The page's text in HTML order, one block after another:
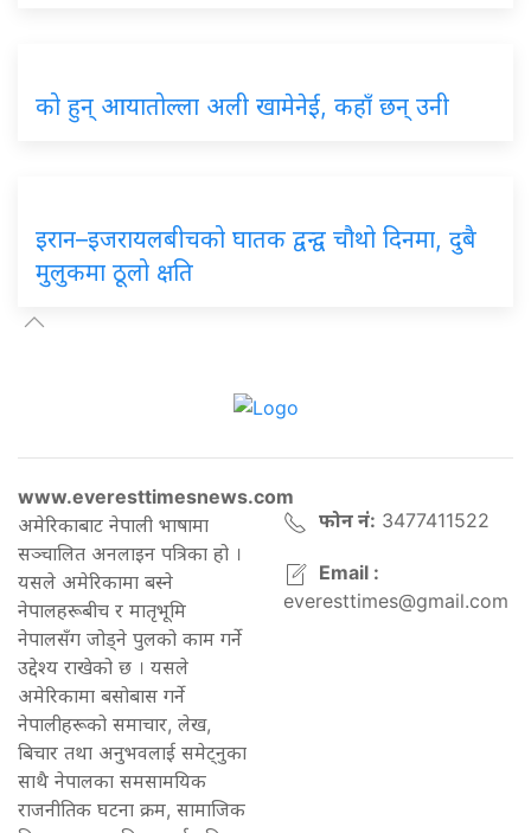
को हुन् आयातोल्ला अली खामेनेई, कहाँ छन् उनी
इरान–इजरायलबीचको घातक द्वन्द्व चौथो दिनमा, दुबै
मुलुकमा ठूलो क्षति
www.everesttimesnews.com
अमेरिकाबाट नेपाली भाषामा
सञ्चालित अनलाइन पत्रिका हो ।
यसले अमेरिकामा बस्ने
नेपालहरूबीच र मातृभूमि
नेपालसँग जोड्ने पुलको काम गर्ने
उद्देश्य राखेको छ । यसले
अमेरिकामा बसोबास गर्ने
नेपालीहरूको समाचार, लेख,
बिचार तथा अनुभवलाई समेट्नुका
साथै नेपालका समसामयिक
राजनीतिक घटना क्रम, सामाजिक
फोन नं: 3477411522
Email :
everesttimes@gmail.com